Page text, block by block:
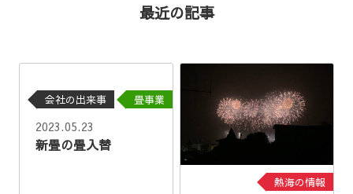
最近の記事
会社の出来事 畳事業
2023.05.23
新畳の畳入替
熱海の情報